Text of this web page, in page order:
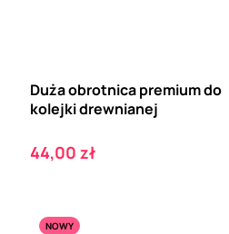
Duża obrotnica premium do
kolejki drewnianej
Cena
44,00 zł
NOWY